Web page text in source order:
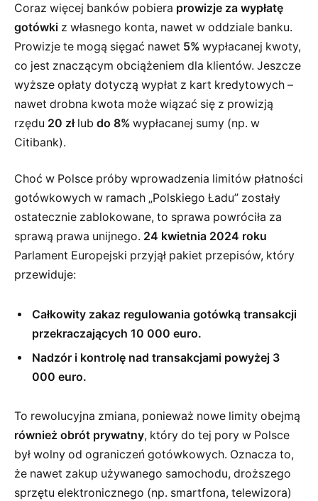
Coraz więcej banków pobiera prowizje za wypłatę
gotówki z własnego konta, nawet w oddziale banku.
Prowizje te mogą sięgać nawet 5% wypłacanej kwoty,
co jest znaczącym obciążeniem dla klientów. Jeszcze
wyższe opłaty dotyczą wypłat z kart kredytowych –
nawet drobna kwota może wiązać się z prowizją
rzędu 20 złlub do 8% wypłacanej sumy (np. w
Citibank).
Choć w Polsce próby wprowadzenia limitów płatności
gotówkowych w ramach „Polskiego Ładu” zostały
ostatecznie zablokowane, to sprawa powróciła za
sprawą prawa unijnego. 24 kwietnia 2024 roku
Parlament Europejski przyjął pakiet przepisów, który
przewiduje:
Całkowity zakaz regulowania gotówką transakcji
przekraczających 10 000 euro.
Nadzór i kontrolę nad transakcjami powyżej 3
000 euro.
To rewolucyjna zmiana, ponieważ nowe limity obejmą
również obrót prywatny, który do tej pory w Polsce
był wolny od ograniczeń gotówkowych. Oznacza to,
że nawet zakup używanego samochodu, droższego
sprzętu elektronicznego (np. smartfona, telewizora)